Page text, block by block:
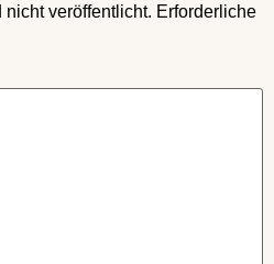
veröffentlicht. Erforderliche